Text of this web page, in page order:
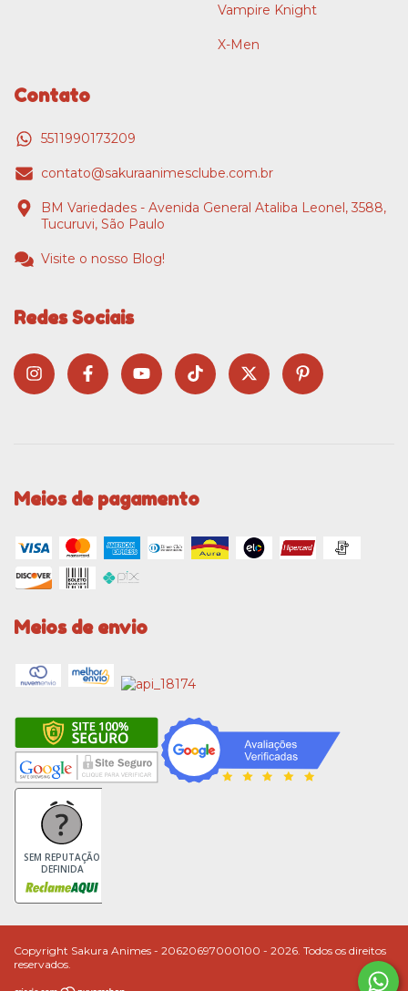
Vampire Knight
X-Men
Contato
5511990173209
contato@sakuraanimesclube.com.br
BM Variedades - Avenida General Ataliba Leonel, 3588,
Tucuruvi, São Paulo
Visite o nosso Blog!
Redes Sociais
Meios de pagamento
Meios de envio
SEM REPUTAÇÃO
DEFINIDA
Copyright Sakura Animes - 20620697000100 - 2026. Todos os direitos
reservados.